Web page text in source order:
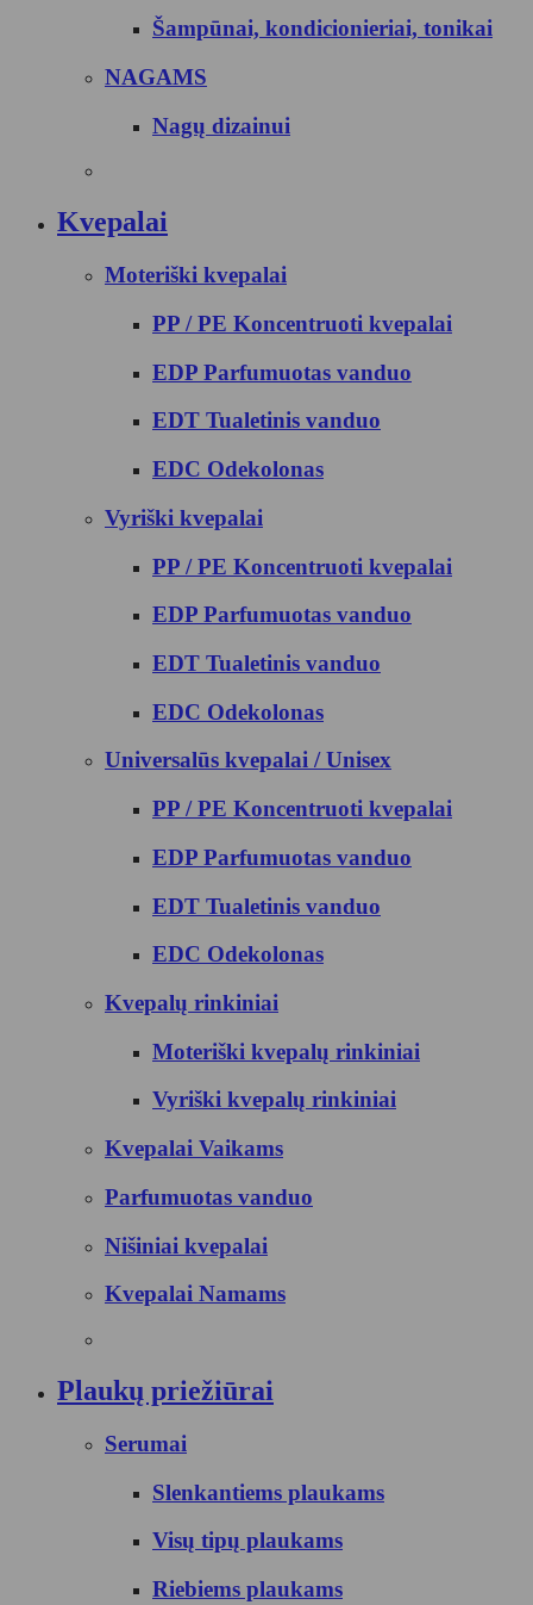
Šampūnai, kondicionieriai, tonikai
NAGAMS
Nagų dizainui
Kvepalai
Moteriški kvepalai
PP / PE Koncentruoti kvepalai
EDP Parfumuotas vanduo
EDT Tualetinis vanduo
EDC Odekolonas
Vyriški kvepalai
PP / PE Koncentruoti kvepalai
EDP Parfumuotas vanduo
EDT Tualetinis vanduo
EDC Odekolonas
Universalūs kvepalai / Unisex
PP / PE Koncentruoti kvepalai
EDP Parfumuotas vanduo
EDT Tualetinis vanduo
EDC Odekolonas
Kvepalų rinkiniai
Moteriški kvepalų rinkiniai
Vyriški kvepalų rinkiniai
Kvepalai Vaikams
Parfumuotas vanduo
Nišiniai kvepalai
Kvepalai Namams
Plaukų priežiūrai
Serumai
Slenkantiems plaukams
Visų tipų plaukams
Riebiems plaukams